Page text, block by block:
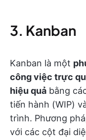
3. Kanban
Kanban là một
công việc trực
hiệu quả bằng
tiến hành (WIP)
trình. Phương
với các cột đại